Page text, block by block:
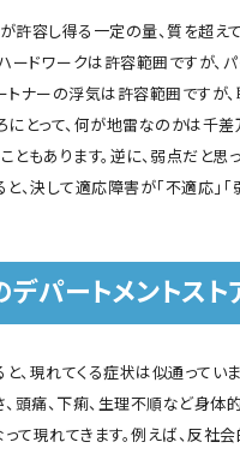
許容し得る一定の量、質を超え
ードワークは許容範囲ですが、
トナーの浮気は許容範囲です
にとって、何が地雷なのかは千
ともあります。逆に、弱点だと思
、決して適応障害が「不適応」「
パートメントスト
、現れてくる症状は似通ってい
頭痛、下痢、生理不順など身体
て現れてきます。例えば、反社会